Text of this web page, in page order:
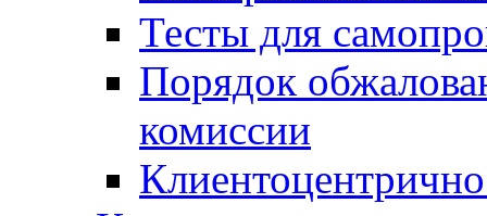
Тесты для
Порядок
комиссии